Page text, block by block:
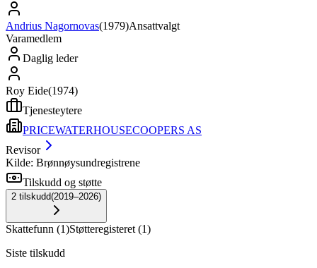
Andrius Nagornovas(1979)Ansattvalgt
Varamedlem
Daglig leder
Roy Eide(1974)
Tjenesteytere
PRICEWATERHOUSECOOPERS AS
Revisor
Kilde: Brønnøysundregistrene
Tilskudd og støtte
2 tilskudd(2019–2026)
Skattefunn (1)Støtteregisteret (1)
Siste tilskudd